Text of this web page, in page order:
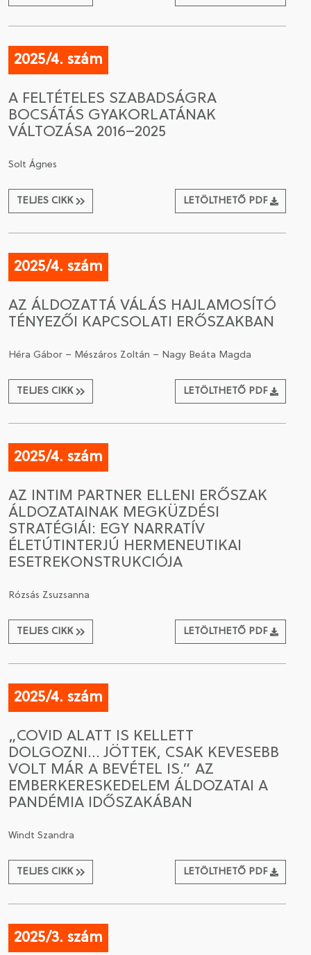
2025/4. szám
A FELTÉTELES SZABADSÁGRA
BOCSÁTÁS GYAKORLATÁNAK
VÁLTOZÁSA 2016–2025
Solt Ágnes
TELJES CIKK LETÖLTHETŐ PDF
2025/4. szám
AZ ÁLDOZATTÁ VÁLÁS HAJLAMOSÍTÓ
TÉNYEZŐI KAPCSOLATI ERŐSZAKBAN
Héra Gábor – Mészáros Zoltán – Nagy Beáta Magda
TELJES CIKK LETÖLTHETŐ PDF
2025/4. szám
AZ INTIM PARTNER ELLENI ERŐSZAK
ÁLDOZATAINAK MEGKÜZDÉSI
STRATÉGIÁI: EGY NARRATÍV
ÉLETÚTINTERJÚ HERMENEUTIKAI
ESETREKONSTRUKCIÓJA
Rózsás Zsuzsanna
TELJES CIKK LETÖLTHETŐ PDF
2025/4. szám
„COVID ALATT IS KELLETT
DOLGOZNI… JÖTTEK, CSAK KEVESEBB
VOLT MÁR A BEVÉTEL IS.” AZ
EMBERKERESKEDELEM ÁLDOZATAI A
PANDÉMIA IDŐSZAKÁBAN
Windt Szandra
TELJES CIKK LETÖLTHETŐ PDF
2025/3. szám